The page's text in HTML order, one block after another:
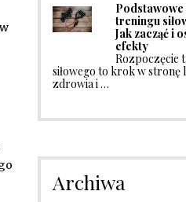
Podstawowe
treningu
Jak zacząć i
efekty
Rozpoczęcie
siłowego to krok w stronę
zdrowia i …
Archiwa